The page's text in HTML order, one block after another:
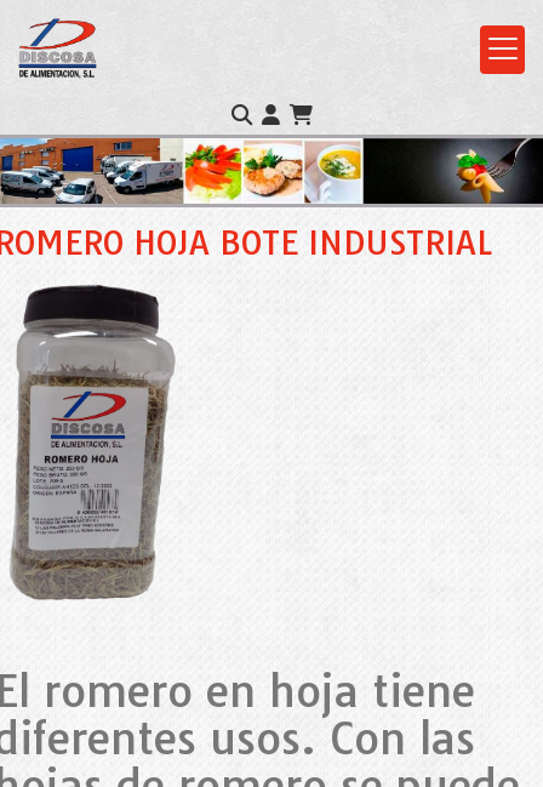
HOJA BOTE INDUSTRIAL
romero en hoja tiene
usos. Con las